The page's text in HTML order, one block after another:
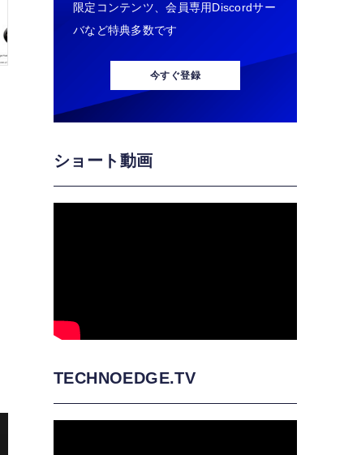
限定コンテンツ、会員専用Discordサー
バなど特典多数です
今すぐ登録
ショート動画
TECHNOEDGE.TV